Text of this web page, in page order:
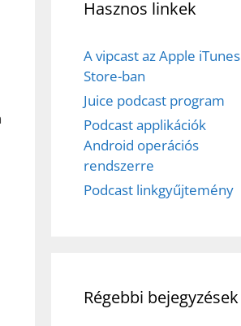
Hasznos linkek
A vipcast az Apple iTunes
Store-ban
Juice podcast program
Podcast applikációk
Android operációs
rendszerre
Podcast linkgyűjtemény
Régebbi bejegyzések